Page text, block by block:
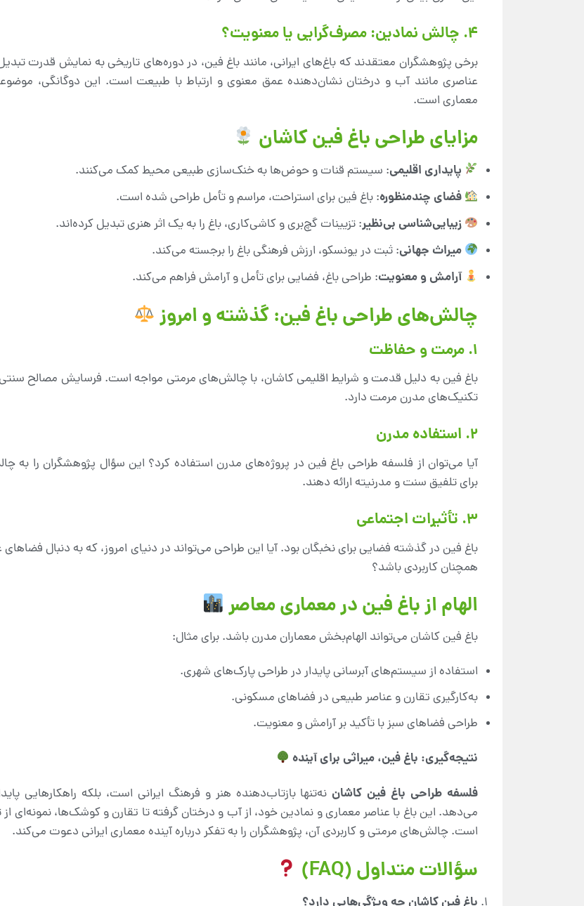
4. چالش نمادین: مصرف‌گرایی یا معنویت؟
برخی پژوهشگران معتقدند که باغ‌های ایرانی، مانند باغ فین، در دوره‌های تاریخی به نمایش قدرت
عناصری مانند آب و درختان نشان‌دهنده عمق معنوی و ارتباط با طبیعت است. این دوگانگی،
معماری است.
مزایای طراحی باغ فین کاشان
پایداری اقلیمی: سیستم قنات و حوض‌ها به خنک‌سازی طبیعی محیط کمک می‌کنند.
فضای چندمنظوره: باغ فین برای استراحت، مراسم و تأمل طراحی شده است.
زیبایی‌شناسی بی‌نظیر: تزیینات گچ‌بری و کاشی‌کاری، باغ را به یک اثر هنری تبدیل کرده‌اند.
میراث جهانی: ثبت در یونسکو، ارزش فرهنگی باغ را برجسته می‌کند.
آرامش و معنویت: طراحی باغ، فضایی برای تأمل و آرامش فراهم می‌کند.
چالش‌های طراحی باغ فین: گذشته و امروز
1. مرمت و حفاظت
باغ فین به دلیل قدمت و شرایط اقلیمی کاشان، با چالش‌های مرمتی مواجه است. فرسایش مصالح
تکنیک‌های مدرن مرمت دارد.
2. استفاده مدرن
آیا می‌توان از فلسفه طراحی باغ فین در پروژه‌های مدرن استفاده کرد؟ این سؤال پژوهشگران را به
برای تلفیق سنت و مدرنیته ارائه دهند.
3. تأثیرات اجتماعی
باغ فین در گذشته فضایی برای نخبگان بود. آیا این طراحی می‌تواند در دنیای امروز، که به دنبال
همچنان کاربردی باشد؟
الهام از باغ فین در معماری معاصر
باغ فین کاشان می‌تواند الهام‌بخش معماران مدرن باشد. برای مثال:
استفاده از سیستم‌های آبرسانی پایدار در طراحی پارک‌های شهری.
به‌کارگیری تقارن و عناصر طبیعی در فضاهای مسکونی.
طراحی فضاهای سبز با تأکید بر آرامش و معنویت.
نتیجه‌گیری: باغ فین، میراثی برای آینده
فلسفه طراحی باغ فین کاشان نه‌تنها بازتاب‌دهنده هنر و فرهنگ ایرانی است، بلکه راهکارهایی
می‌دهد. این باغ با عناصر معماری و نمادین خود، از آب و درختان گرفته تا تقارن و کوشک‌ها، نمونه‌ای از
است. چالش‌های مرمتی و کاربردی آن، پژوهشگران را به تفکر درباره آینده معماری ایرانی دعوت می‌کند.
سؤالات متداول (FAQ)